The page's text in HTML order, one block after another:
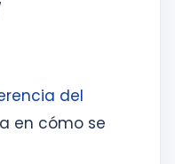
del
en cómo se